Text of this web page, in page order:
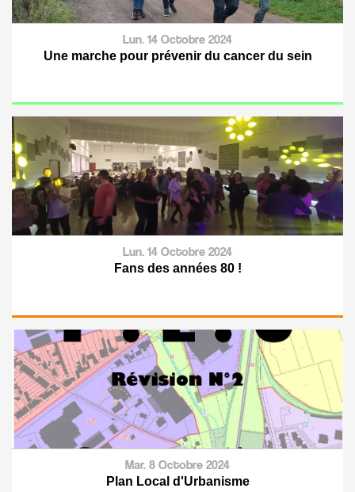
Lun. 14 Octobre 2024
Une marche pour prévenir du cancer du sein
Lun. 14 Octobre 2024
Fans des années 80 !
Mar. 8 Octobre 2024
Plan Local d'Urbanisme